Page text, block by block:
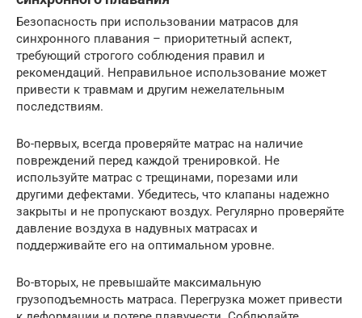
Безопасность при использовании матрасов для
синхронного плавания – приоритетный аспект,
требующий строгого соблюдения правил и
рекомендаций. Неправильное использование может
привести к травмам и другим нежелательным
последствиям.
Во-первых, всегда проверяйте матрас на наличие
повреждений перед каждой тренировкой. Не
используйте матрас с трещинами, порезами или
другими дефектами. Убедитесь, что клапаны надежно
закрыты и не пропускают воздух. Регулярно проверяйте
давление воздуха в надувных матрасах и
поддерживайте его на оптимальном уровне.
Во-вторых, не превышайте максимальную
грузоподъемность матраса. Перегрузка может привести